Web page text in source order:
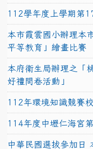
112學年度上學期第
本市霞雲國小辦理本
平等教育」繪畫比賽
本府衛生局辦理之「
好禮問卷活動」
112年環境知識競賽
114年度中壢仁海宮
中華民國選拔參加日